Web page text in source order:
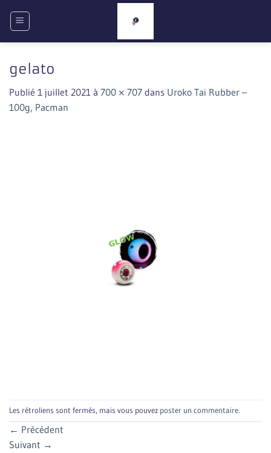
gelato
Publié 1 juillet 2021 à 700 × 707 dans Uroko Tai Rubber –
100g, Pacman
Les rétroliens sont fermés, mais vous pouvez poster un commentaire.
← Précédent
Suivant →